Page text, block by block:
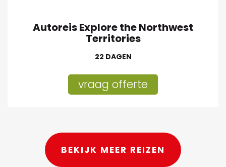
Autoreis Explore the Northwest
Territories
22 DAGEN
vraag offerte
BEKIJK MEER REIZEN